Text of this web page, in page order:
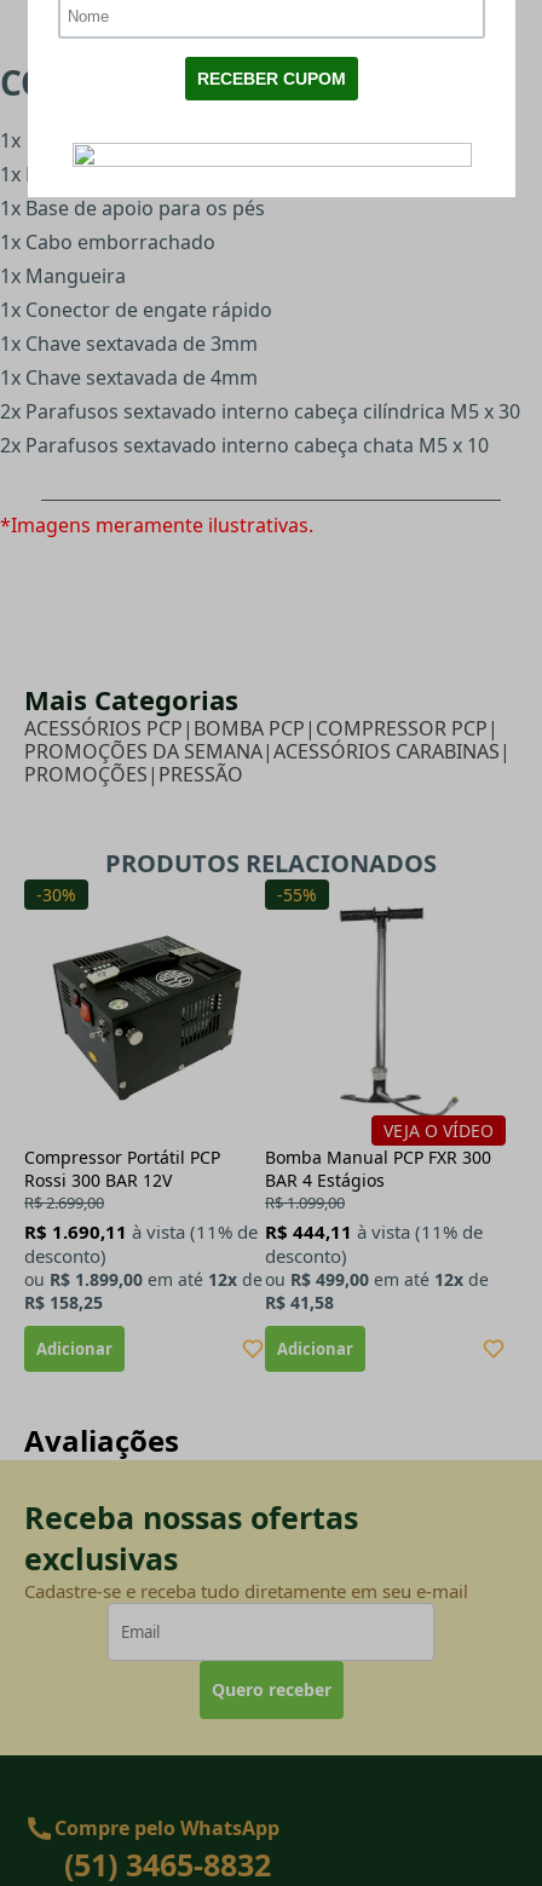
CONTEÚDO DA EMBALAGEM
1x Bomba
1x Manômetro
1x Base de apoio para os pés
1x Cabo emborrachado
1x Mangueira
1x Conector de engate rápido
1x Chave sextavada de 3mm
1x Chave sextavada de 4mm
2x Parafusos sextavado interno cabeça cilíndrica M5 x 30
2x Parafusos sextavado interno cabeça chata M5 x 10
*Imagens meramente ilustrativas.
Mais Categorias
ACESSÓRIOS PCP| BOMBA PCP| COMPRESSOR PCP|
PROMOÇÕES DA SEMANA|ACESSÓRIOS CARABINAS|
PROMOÇÕES| PRESSÃO
PRODUTOS RELACIONADOS
-30%
Compressor Portátil PCP
Rossi 300 BAR 12V
R$ 2.699,00
R$ 1.690,11 à vista (11% de
desconto)
ou R$ 1.899,00 em até 12x de
R$ 158,25
-55%
VEJA O VÍDEO
Bomba Manual PCP FXR 300
BAR 4 Estágios
R$ 1.099,00
R$ 444,11 à vista (11% de
desconto)
ou R$ 499,00 em até 12x de
R$ 41,58
Avaliações
Receba nossas ofertas
exclusivas
Cadastre-se e receba tudo diretamente em seu e-mail
Quero receber
Compre pelo WhatsApp
(51) 3465-8832